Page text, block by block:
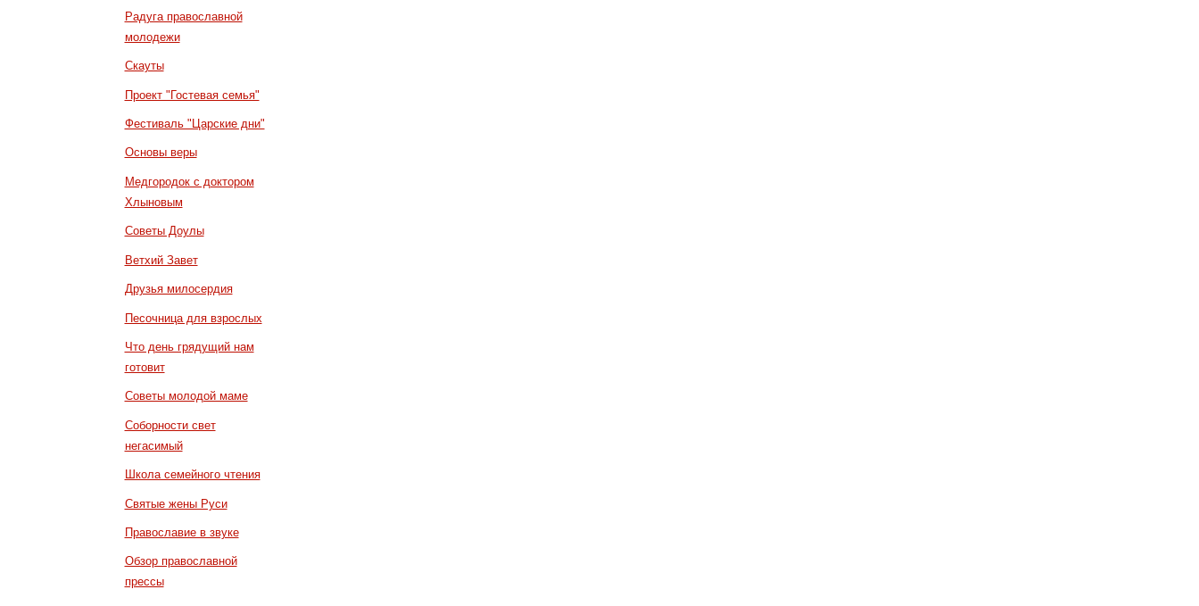
Радуга православной
молодежи
Скауты
Проект "Гостевая семья"
Фестиваль "Царские дни"
Основы веры
Медгородок с доктором
Хлыновым
Советы Доулы
Ветхий Завет
Друзья милосердия
Песочница для взрослых
Что день грядущий нам
готовит
Советы молодой маме
Соборности свет
негасимый
Школа семейного чтения
Святые жены Руси
Православие в звуке
Обзор православной
прессы